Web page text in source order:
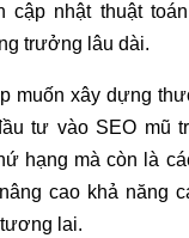
cập nhật thuật
trưởng lâu dài.
muốn xây dựng
tư vào SEO mũ
hạng mà còn là
cao khả năng
lai.